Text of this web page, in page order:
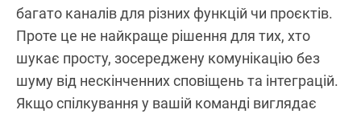
багато каналів для різних функцій чи проєктів.
Проте це не найкраще рішення для тих, хто
шукає просту, зосереджену комунікацію без
шуму від нескінченних сповіщень та інтеграцій.
Якщо спілкування у вашій команді виглядає